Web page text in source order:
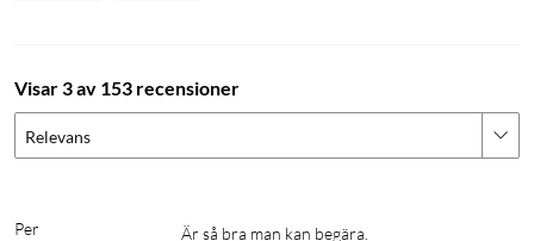
Visar 3 av 153 recensioner
Relevans
Per Är så bra man kan begära.